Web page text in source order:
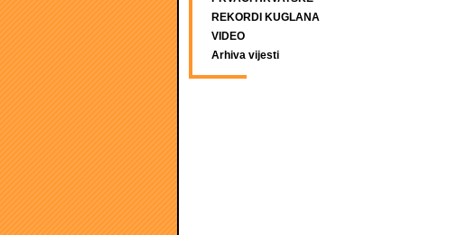
REKORDI KUGLANA
VIDEO
Arhiva vijesti